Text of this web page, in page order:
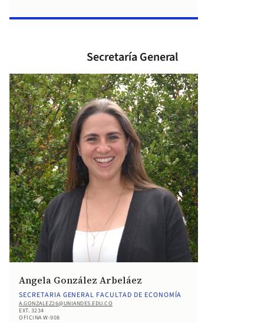
Secretaría General
Angela González Arbeláez
SECRETARIA GENERAL FACULTAD DE ECONOMÍA
A.GONZALEZ26@UNIANDES.EDU.CO
EXT. 3234
OFICINA W-908